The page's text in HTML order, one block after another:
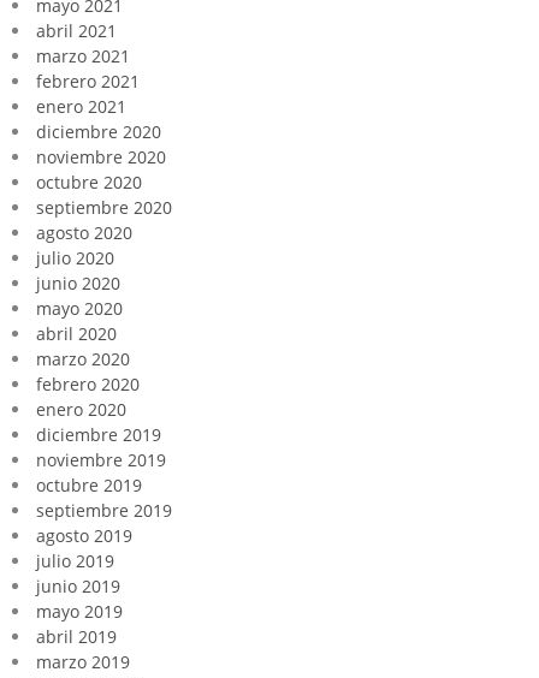
mayo 2021
abril 2021
marzo 2021
febrero 2021
enero 2021
diciembre 2020
noviembre 2020
octubre 2020
septiembre 2020
agosto 2020
julio 2020
junio 2020
mayo 2020
abril 2020
marzo 2020
febrero 2020
enero 2020
diciembre 2019
noviembre 2019
octubre 2019
septiembre 2019
agosto 2019
julio 2019
junio 2019
mayo 2019
abril 2019
marzo 2019